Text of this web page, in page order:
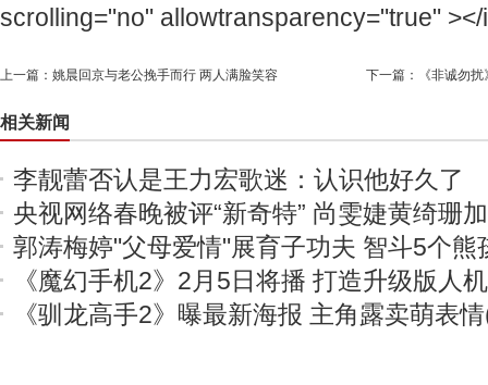
scrolling="no" allowtransparency="true"
上一篇： 姚晨回京与老公挽手而行 两人满脸笑容 下一篇： 《非诚勿
相关新闻
李靓蕾否认是王力宏歌迷：认识他好久了
央视网络春晚被评“新奇特” 尚雯婕黄绮珊
郭涛梅婷"父母爱情"展育子功夫 智斗5个熊
《魔幻手机2》2月5日将播 打造升级版人
《驯龙高手2》曝最新海报 主角露卖萌表